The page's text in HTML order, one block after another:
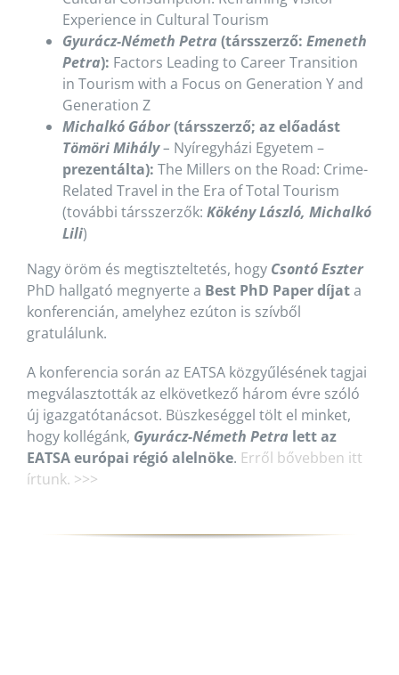
Experience in Cultural Tourism
Gyurácz-Németh Petra (társszerző: Emeneth
Petra): Factors Leading to Career Transition
in Tourism with a Focus on Generation Y and
Generation Z
Michalkó Gábor(társszerző; az előadást
Tömöri Mihály– Nyíregyházi Egyetem –
prezentálta): The Millers on the Road: Crime-
Related Travel in the Era of Total Tourism
(további társszerzők: Kökény László, Michalkó
Lili)
Nagy öröm és megtiszteltetés, hogy Csontó Eszter
PhD hallgató megnyerte a Best PhD Paper díjata
konferencián, amelyhez ezúton is szívből
gratulálunk.
A konferencia során az EATSA közgyűlésének tagjai
megválasztották az elkövetkező három évre szóló
új igazgatótanácsot. Büszkeséggel tölt el minket,
hogy kollégánk, Gyurácz-Németh Petra lett az
EATSA európai régió alelnöke. Erről bővebben itt
írtunk. >>>